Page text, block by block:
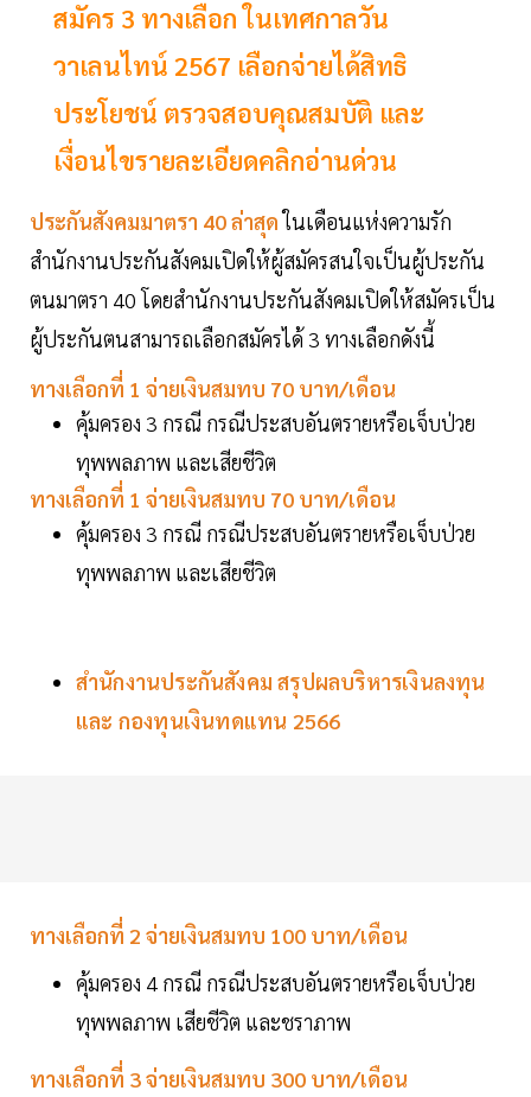
สมัคร 3 ทางเลือก ในเทศกาลวัน
วาเลนไทน์ 2567 เลือกจ่ายได้สิทธิ
ประโยชน์ ตรวจสอบคุณสมบัติ และ
เงื่อนไขรายละเอียดคลิกอ่านด่วน
ประกันสังคมมาตรา 40 ล่าสุด ในเดือนแห่งความรัก
สำนักงานประกันสังคมเปิดให้ผู้สมัครสนใจเป็นผู้ประกัน
ตนมาตรา 40 โดยสำนักงานประกันสังคมเปิดให้สมัครเป็น
ผู้ประกันตนสามารถเลือกสมัครได้ 3 ทางเลือกดังนี้
ทางเลือกที่ 1 จ่ายเงินสมทบ 70 บาท/เดือน
คุ้มครอง 3 กรณี กรณีประสบอันตรายหรือเจ็บป่วย
ทุพพลภาพ และเสียชีวิต
ทางเลือกที่ 1 จ่ายเงินสมทบ 70 บาท/เดือน
คุ้มครอง 3 กรณี กรณีประสบอันตรายหรือเจ็บป่วย
ทุพพลภาพ และเสียชีวิต
สำนักงานประกันสังคม สรุปผลบริหารเงินลงทุน
และ กองทุนเงินทดแทน 2566
ทางเลือกที่ 2 จ่ายเงินสมทบ 100 บาท/เดือน
คุ้มครอง 4 กรณี กรณีประสบอันตรายหรือเจ็บป่วย
ทุพพลภาพ เสียชีวิต และชราภาพ
ทางเลือกที่ 3 จ่ายเงินสมทบ 300 บาท/เดือน